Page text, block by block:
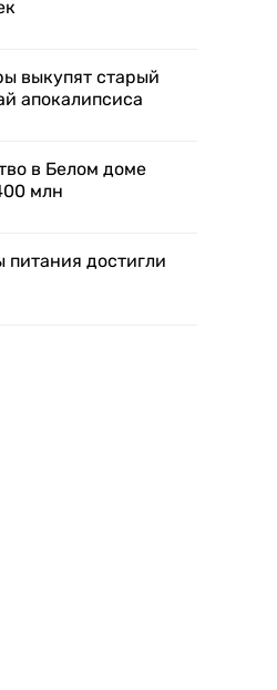
выкупят старый
апокалипсиса
в Белом доме
млн
достигли